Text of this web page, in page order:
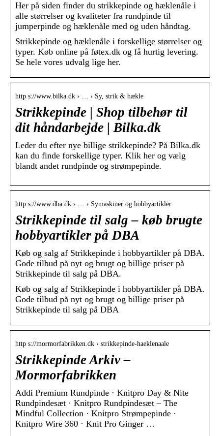
Her på siden finder du strikkepinde og hæklenåle i
alle størrelser og kvaliteter fra rundpinde til
jumperpinde og hæklenåle med og uden håndtag.
Strikkepinde og hæklenåle i forskellige størrelser og
typer. Køb online på føtex.dk og få hurtig levering.
Se hele vores udvalg lige her.
http s://www.bilka.dk › … › Sy, strik & hækle
Strikkepinde | Shop tilbehør til
dit håndarbejde | Bilka.dk
Leder du efter nye billige strikkepinde? På Bilka.dk
kan du finde forskellige typer. Klik her og vælg
blandt andet rundpinde og strømpepinde.
http s://www.dba.dk › … › Symaskiner og hobbyartikler
Strikkepinde til salg – køb brugte
hobbyartikler på DBA
Køb og salg af Strikkepinde i hobbyartikler på DBA.
Gode tilbud på nyt og brugt og billige priser på
Strikkepinde til salg på DBA.
Køb og salg af Strikkepinde i hobbyartikler på DBA.
Gode tilbud på nyt og brugt og billige priser på
Strikkepinde til salg på DBA
http s://mormorfabrikken.dk › strikkepinde-haeklenaale
Strikkepinde Arkiv –
Mormorfabrikken
Addi Premium Rundpinde · Knitpro Day & Nite
Rundpindesæt · Knitpro Rundpindesæt – The
Mindful Collection · Knitpro Strømpepinde ·
Knitpro Wire 360 · Knit Pro Ginger …